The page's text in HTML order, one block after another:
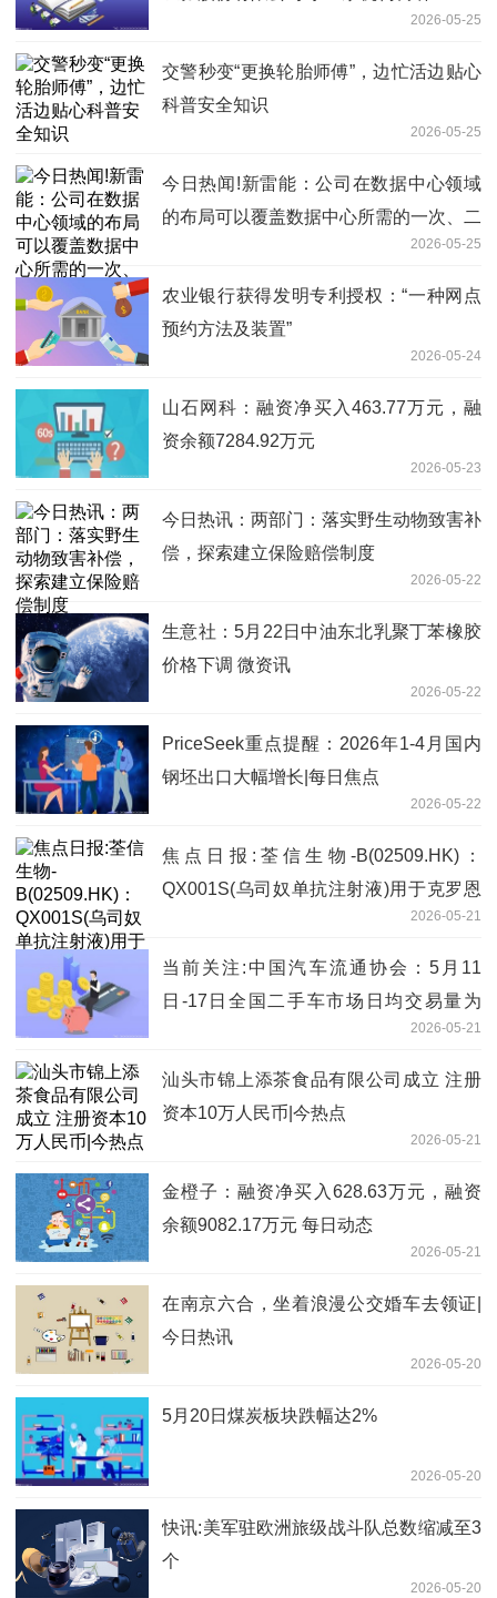
2026-05-25
交警秒变“更换轮胎师傅”，边忙活边贴心
科普安全知识
2026-05-25
今日热闻!新雷能：公司在数据中心领域
的布局可以覆盖数据中心所需的一次、二
2026-05-25
农业银行获得发明专利授权：“一种网点
预约方法及装置”
2026-05-24
山石网科：融资净买入463.77万元，融
资余额7284.92万元
2026-05-23
今日热讯：两部门：落实野生动物致害补
偿，探索建立保险赔偿制度
2026-05-22
生意社：5月22日中油东北乳聚丁苯橡胶
价格下调 微资讯
2026-05-22
PriceSeek重点提醒：2026年1-4月国内
钢坯出口大幅增长|每日焦点
2026-05-22
焦点日报:荃信生物-B(02509.HK)：
QX001S(乌司奴单抗注射液)用于克罗恩
病的上市许可申请和补充申请获得批准
2026-05-21
当前关注:中国汽车流通协会：5月11
日-17日全国二手车市场日均交易量为
2026-05-21
汕头市锦上添茶食品有限公司成立 注册
资本10万人民币|今热点
2026-05-21
金橙子：融资净买入628.63万元，融资
余额9082.17万元 每日动态
2026-05-21
在南京六合，坐着浪漫公交婚车去领证|
今日热讯
2026-05-20
5月20日煤炭板块跌幅达2%
2026-05-20
快讯:美军驻欧洲旅级战斗队总数缩减至3
个
2026-05-20